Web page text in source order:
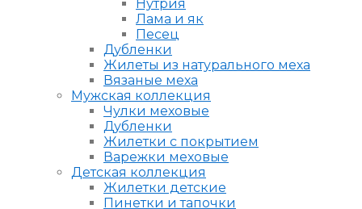
Нутрия
Лама и як
Песец
Дубленки
Жилеты из натурального меха
Вязаные меха
Мужская коллекция
Чулки меховые
Дубленки
Жилетки с покрытием
Варежки меховые
Детская коллекция
Жилетки детские
Пинетки и тапочки